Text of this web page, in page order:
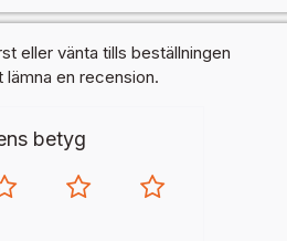
eller vänta tills beställningen
en recension.
betyg